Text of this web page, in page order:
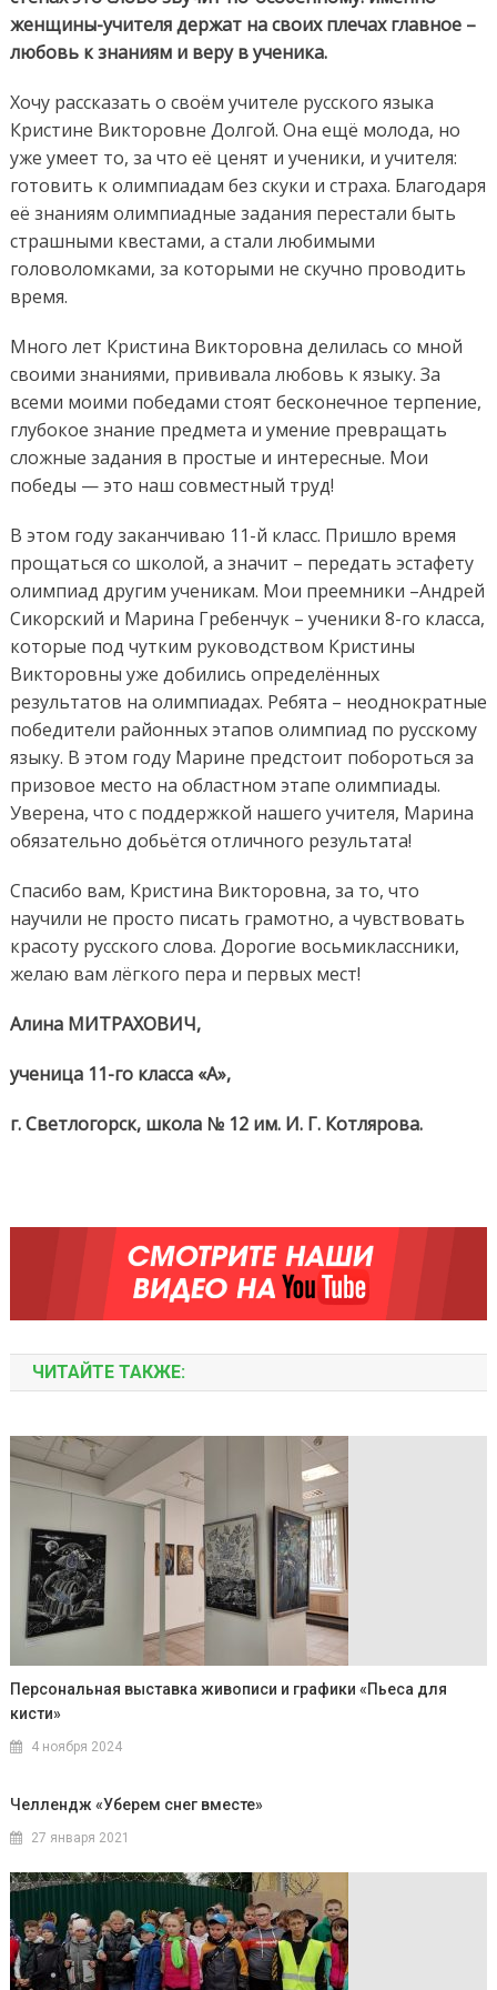
женщины-учителя держат на своих плечах главное –
любовь к знаниям и веру в ученика.
Хочу рассказать о своём учителе русского языка
Кристине Викторовне Долгой. Она ещё молода, но
уже умеет то, за что её ценят и ученики, и учителя:
готовить к олимпиадам без скуки и страха. Благодаря
её знаниям олимпиадные задания перестали быть
страшными квестами, а стали любимыми
головоломками, за которыми не скучно проводить
время.
Много лет Кристина Викторовна делилась со мной
своими знаниями, прививала любовь к языку. За
всеми моими победами стоят бесконечное терпение,
глубокое знание предмета и умение превращать
сложные задания в простые и интересные. Мои
победы — это наш совместный труд!
В этом году заканчиваю 11-й класс. Пришло время
прощаться со школой, а значит – передать эстафету
олимпиад другим ученикам. Мои преемники –Андрей
Сикорский и Марина Гребенчук – ученики 8-го класса,
которые под чутким руководством Кристины
Викторовны уже добились определённых
результатов на олимпиадах. Ребята – неоднократные
победители районных этапов олимпиад по русскому
языку. В этом году Марине предстоит побороться за
призовое место на областном этапе олимпиады.
Уверена, что с поддержкой нашего учителя, Марина
обязательно добьётся отличного результата!
Спасибо вам, Кристина Викторовна, за то, что
научили не просто писать грамотно, а чувствовать
красоту русского слова. Дорогие восьмиклассники,
желаю вам лёгкого пера и первых мест!
Алина МИТРАХОВИЧ,
ученица 11-го класса «А»,
г.Светлогорск, школа № 12 им.И. Г. Котлярова.
ЧИТАЙТЕ ТАКЖЕ:
Персональная выставка живописи и графики «Пьеса для
кисти»
4 ноября 2024
Челлендж «Уберем снег вместе»
27 января 2021